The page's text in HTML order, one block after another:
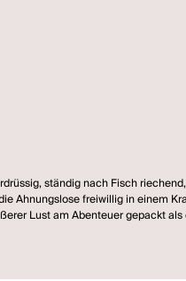
ständig nach Fisch
Ahnungslose freiwillig in einem
seines Scheiterns.